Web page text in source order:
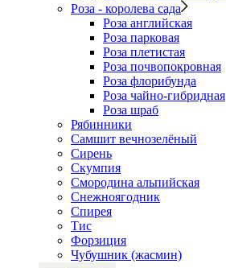
Роза - королева сада
Роза английская
Роза парковая
Роза плетистая
Роза почвопокровная
Роза флорибунда
Роза чайно-гибридная
Роза шраб
Рябинники
Самшит вечнозелёный
Сирень
Скумпия
Смородина альпийская
Снежноягодник
Спирея
Тис
Форзиция
Чубушник (жасмин)